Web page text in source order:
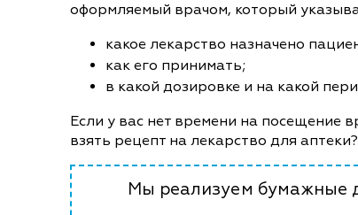
оформляемый врачом, который
какое лекарство назначено
как его принимать;
в какой дозировке и на какой
Если у вас нет времени на посещение
взять рецепт на лекарство для
Мы реализуем бумажные